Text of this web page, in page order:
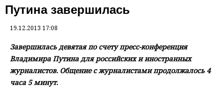
Путина завершилась
19.12.2013 17:08
Завершилась девятая по счету пресс-конференция
Владимира Путина для российских и иностранных
журналистов. Общение с журналистами продолжалось 4
часа 5 минут.